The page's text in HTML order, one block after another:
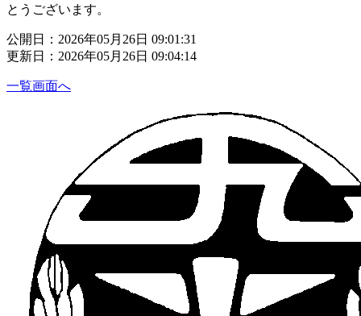
とうございます。
公開日：2026年05月26日 09:01:31
更新日：2026年05月26日 09:04:14
一覧画面へ